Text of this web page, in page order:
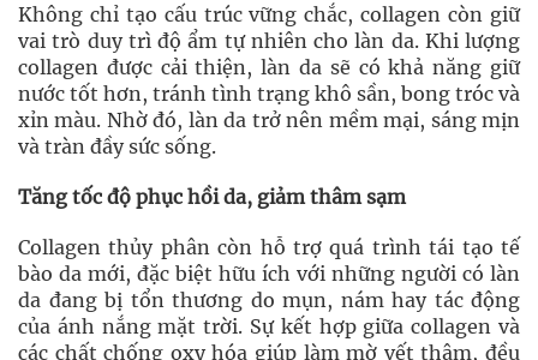
Không chỉ tạo cấu trúc vững chắc, collagen còn giữ
vai trò duy trì độ ẩm tự nhiên cho làn da. Khi lượng
collagen được cải thiện, làn da sẽ có khả năng giữ
nước tốt hơn, tránh tình trạng khô sần, bong tróc và
xỉn màu. Nhờ đó, làn da trở nên mềm mại, sáng mịn
và tràn đầy sức sống.
Tăng tốc độ phục hồi da, giảm thâm sạm
Collagen thủy phân còn hỗ trợ quá trình tái tạo tế
bào da mới, đặc biệt hữu ích với những người có làn
da đang bị tổn thương do mụn, nám hay tác động
của ánh nắng mặt trời. Sự kết hợp giữa collagen và
các chất chống oxy hóa giúp làm mờ vết thâm, đều